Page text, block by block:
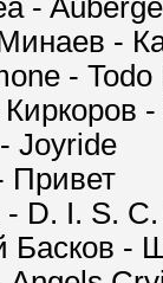
- Auberge
-
-
-
Joyride
Привет
D. I. S. C.
Басков -